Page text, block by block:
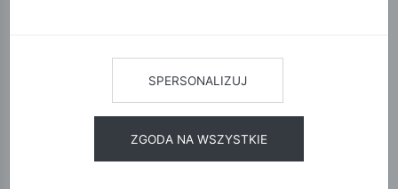
SPERSONALIZUJ
ZGODA NA WSZYSTKIE